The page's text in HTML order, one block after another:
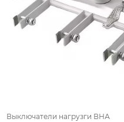
Выключатели нагрузги ВНА